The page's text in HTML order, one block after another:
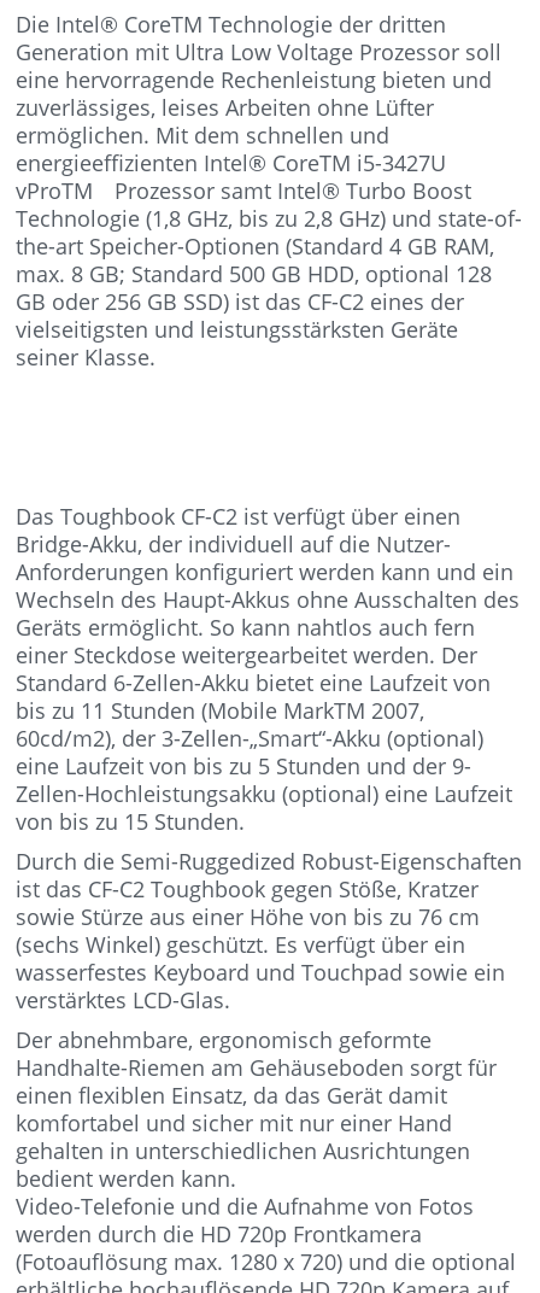
Die Intel® CoreTM Technologie der dritten
Generation mit Ultra Low Voltage Prozessor soll
eine hervorragende Rechenleistung bieten und
zuverlässiges, leises Arbeiten ohne Lüfter
ermöglichen. Mit dem schnellen und
energieeffizienten Intel® CoreTM i5-3427U
vProTM Prozessor samt Intel® Turbo Boost
Technologie (1,8 GHz, bis zu 2,8 GHz) und state-of-
the-art Speicher-Optionen (Standard 4 GB RAM,
max. 8 GB; Standard 500 GB HDD, optional 128
GB oder 256 GB SSD) ist das CF-C2 eines der
vielseitigsten und leistungsstärksten Geräte
seiner Klasse.
Das Toughbook CF-C2 ist verfügt über einen
Bridge-Akku, der individuell auf die Nutzer-
Anforderungen konfiguriert werden kann und ein
Wechseln des Haupt-Akkus ohne Ausschalten des
Geräts ermöglicht. So kann nahtlos auch fern
einer Steckdose weitergearbeitet werden. Der
Standard 6-Zellen-Akku bietet eine Laufzeit von
bis zu 11 Stunden (Mobile MarkTM 2007,
60cd/m2), der 3-Zellen-„Smart“-Akku (optional)
eine Laufzeit von bis zu 5 Stunden und der 9-
Zellen-Hochleistungsakku (optional) eine Laufzeit
von bis zu 15 Stunden.
Durch die Semi-Ruggedized Robust-Eigenschaften
ist das CF-C2 Toughbook gegen Stöße, Kratzer
sowie Stürze aus einer Höhe von bis zu 76 cm
(sechs Winkel) geschützt. Es verfügt über ein
wasserfestes Keyboard und Touchpad sowie ein
verstärktes LCD-Glas.
Der abnehmbare, ergonomisch geformte
Handhalte-Riemen am Gehäuseboden sorgt für
einen flexiblen Einsatz, da das Gerät damit
komfortabel und sicher mit nur einer Hand
gehalten in unterschiedlichen Ausrichtungen
bedient werden kann.
Video-Telefonie und die Aufnahme von Fotos
werden durch die HD 720p Frontkamera
(Fotoauflösung max. 1280 x 720) und die optional